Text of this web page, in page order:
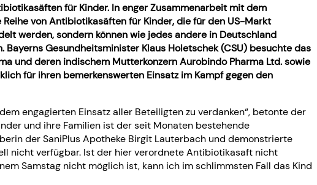
für Kinder. In enger Zusammenarbeit mit dem
von Antibiotikasäften für Kinder, die für den US-Markt
werden, sondern können wie jedes andere in Deutschland
Gesundheitsminister Klaus Holetschek (CSU) besuchte das
und deren indischem Mutterkonzern Aurobindo Pharma Ltd. sowie
für ihren bemerkenswerten Einsatz im Kampf gegen den
engagierten Einsatz aller Beteiligten zu verdanken“, betonte der
und ihre Familien ist der seit Monaten bestehende
der SaniPlus Apotheke Birgit Lauterbach und demonstrierte
nicht verfügbar. Ist der hier verordnete Antibiotikasaft nicht
Samstag nicht möglich ist, kann ich im schlimmsten Fall das Kind